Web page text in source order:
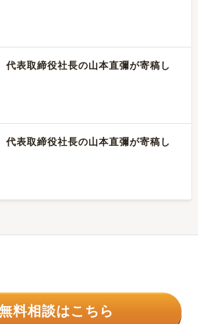
代表取締役社長の山本直彌が寄稿し
代表取締役社長の山本直彌が寄稿し
料相談はこちら